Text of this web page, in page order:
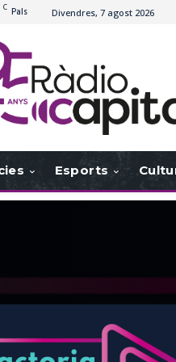
C Pals Divendres, 7 agost 2026
Esports